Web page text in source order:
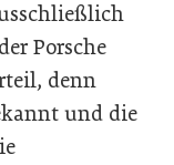
Porsche
denn
und die